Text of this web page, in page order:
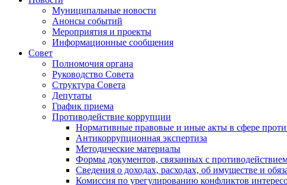
Муниципальные новости
Анонсы событий
Мероприятия и проекты
Информационные сообщения
Совет
Полномочия органа
Руководство Совета
Структура Совета
Депутаты
График приема
Противодействие коррупции
Нормативные правовые и иные акты в сфере
Антикоррупционная экспертиза
Методические материалы
Формы документов, связанных с
Сведения о доходах, расходах, об имуществе и
Комиссия по урегулированию конфликтов